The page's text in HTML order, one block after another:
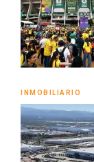
INMOBILIARIO